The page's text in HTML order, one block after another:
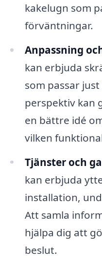
kakelugn som
förväntningar.
Anpassning
kan erbjuda
som passar
perspektiv kan
en bättre idé
vilken
Tjänster och
kan erbjuda
installation,
Att samla
hjälpa dig att
beslut.